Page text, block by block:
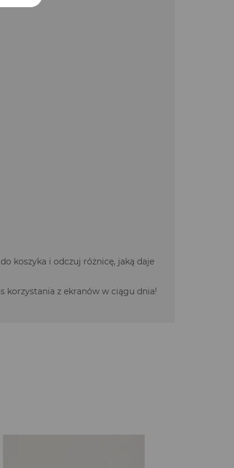
koszyka i odczuj różnicę, jaką daje
korzystania z ekranów w ciągu dnia!